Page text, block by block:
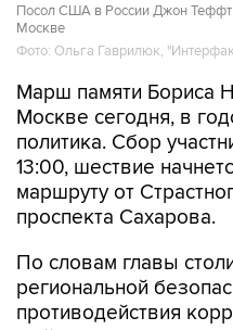
Посол США в России Джон Теффт
Москве
Фото: Ольга Гаврилюк,
Марш памяти Бориса
Москве сегодня, в
политика. Сбор
13:00, шествие
маршруту от
проспекта Сахарова.
По словам главы
региональной
противодействия